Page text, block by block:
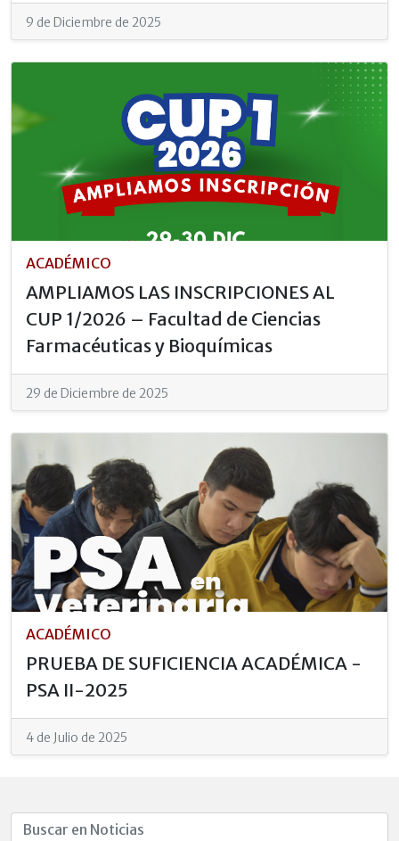
9 de Diciembre de 2025
ACADÉMICO
AMPLIAMOS LAS INSCRIPCIONES AL
CUP 1/2026 – Facultad de Ciencias
Farmacéuticas y Bioquímicas
29 de Diciembre de 2025
ACADÉMICO
PRUEBA DE SUFICIENCIA ACADÉMICA -
PSA II-2025
4 de Julio de 2025